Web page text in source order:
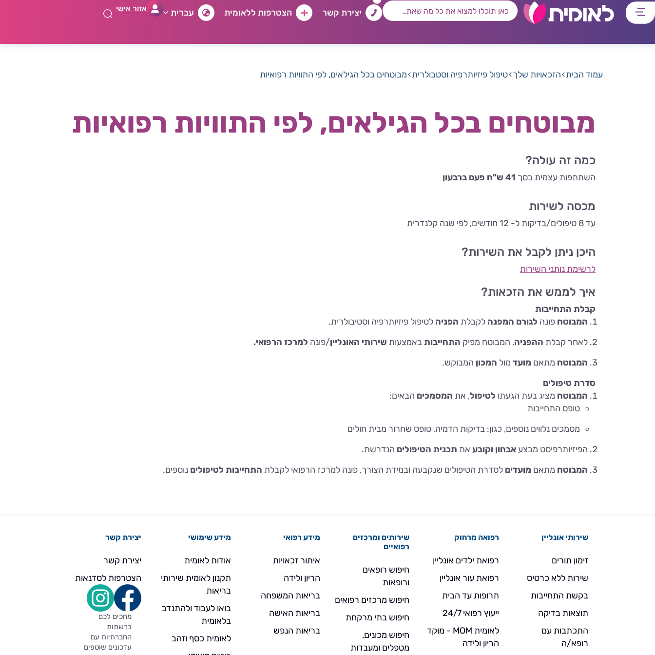
דלג
דלג
דלג
דלג
יצירת קשר הצטרפות ללאומית עברית אזור אישי
עמוד הבית הזכאויות שלך טיפול פיזיותרפיה וסטבולרית מבוטחים בכל הגילאים, לפי התוויות רפואיות
מבוטחים בכל הגילאים, לפי התוויות רפואיות
כמה זה עולה?
השתתפות עצמית בסך 41 ש"ח פעם ברבעון
מכסה לשירות
עד 8 טיפולים/בדיקות ל- 12 חודשים, לפי שנה קלנדרית
היכן ניתן לקבל את השירות?
לרשימת נותני השירות
איך לממש את הזכאות?
קבלת התחייבות
המבוטח פונה לגורם המפנה לקבלת הפניה לטיפול פיזיותרפיה וסטיבולרית.
לאחר קבלת ההפניה, המבוטח מפיק התחייבותבאמצעות שירותי האונליין/פונה למרכז הרפואי.
המבוטח מתאם מועד מול המכון המבוקש.
סדרת טיפולים
המבוטח מציג בעת הגעתו לטיפול, את המסמכים הבאים:
טופס התחייבות
מסמכים נלווים נוספים, כגון: בדיקות הדמיה, טופס שחרור מבית חולים
הפיזיותרפיסט מבצע אבחון וקובע את תכנית הטיפולים הנדרשת.
המבוטח מתאם מועדים לסדרת הטיפולים שנקבעה ובמידת הצורך, פונה למרכז הרפואי לקבלת התחייבות לטיפולים נוספים.
שירותי אונליין
זימון תורים
שירות ללא כרטיס
בקשת התחייבות
תוצאות בדיקה
התכתבות עם
רופא/ה
רפואה מרחוק
רפואת ילדים אונליין
רפואת עור אונליין
תרופות עד הבית
ייעוץ רפואי 24/7
לאומית MOM - מוקד
הריון ולידה
שירותים ומרכזים
רפואיים
חיפוש רופאים
ורופאות
חיפוש מרכזים רפואים
חיפוש בתי מרקחת
חיפוש מכונים,
מטפלים ומעבדות
מידע רפואי
איתור זכאויות
הריון ולידה
בריאות המשפחה
בריאות האישה
בריאות הנפש
מידע שימושי
אודות לאומית
תקנון לאומית שירותי
בריאות
בואו לעבוד ולהתנדב
בלאומית
לאומית כסף וזהב
יצירת קשר
יצירת קשר
הצטרפות לסדנאות
מחכים לכם
ברשתות
החברתיות עם
עדכונים שוטפים